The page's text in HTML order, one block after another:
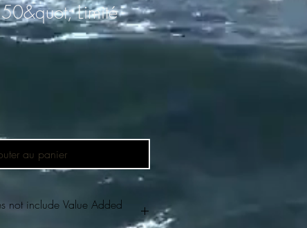
Limité
au panier
not include Value Added